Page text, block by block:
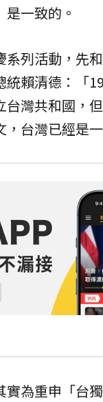
一致的。
列活動，先
賴清德：「
灣共和國，
台灣已經是
為重申「台